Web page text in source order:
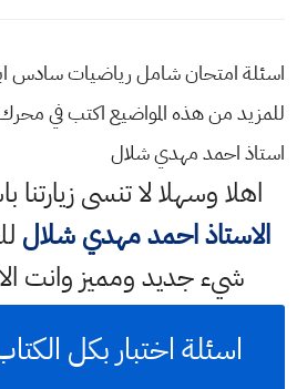
اسئلة امتحان شامل رياضيات سادس
للمزيد من هذه المواضيع اكتب في
استاذ احمد مهدي شلال
اهلا وسهلالا تنسى زيارتنا
الاستاذ احمد مهدي شلال
شيء جديد ومميز وانت
اسئلة اختبار بكل